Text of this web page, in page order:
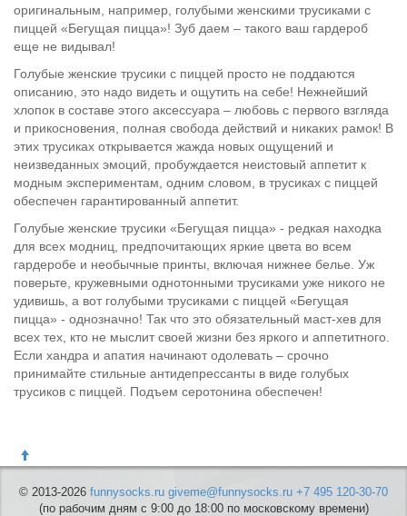
оригинальным, например, голубыми женскими трусиками с
пиццей «Бегущая пицца»! Зуб даем – такого ваш гардероб
еще не видывал!
Голубые женские трусики с пиццей просто не поддаются
описанию, это надо видеть и ощутить на себе! Нежнейший
хлопок в составе этого аксессуара – любовь с первого взгляда
и прикосновения, полная свобода действий и никаких рамок! В
этих трусиках открывается жажда новых ощущений и
неизведанных эмоций, пробуждается неистовый аппетит к
модным экспериментам, одним словом, в трусиках с пиццей
обеспечен гарантированный аппетит.
Голубые женские трусики «Бегущая пицца» - редкая находка
для всех модниц, предпочитающих яркие цвета во всем
гардеробе и необычные принты, включая нижнее белье. Уж
поверьте, кружевными однотонными трусиками уже никого не
удивишь, а вот голубыми трусиками с пиццей «Бегущая
пицца» - однозначно! Так что это обязательный маст-хев для
всех тех, кто не мыслит своей жизни без яркого и аппетитного.
Если хандра и апатия начинают одолевать – срочно
принимайте стильные антидепрессанты в виде голубых
трусиков с пиццей. Подъем серотонина обеспечен!
© 2013-2026 funnysocks.ru giveme@funnysocks.ru +7 495 120-30-70
(по рабочим дням с 9:00 до 18:00 по московскому времени)